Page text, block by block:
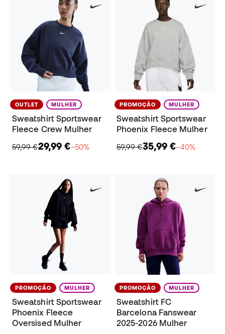
OUTLET MULHER
Sweatshirt Sportswear
Fleece Crew Mulher
59,99 €29,99 €−50%
PROMOÇÃO MULHER
Sweatshirt Sportswear
Phoenix Fleece Mulher
59,99 €35,99 €−40%
PROMOÇÃO MULHER
Sweatshirt Sportswear
Phoenix Fleece
Oversised Mulher
PROMOÇÃO MULHER
Sweatshirt FC
Barcelona Fanswear
2025-2026 Mulher